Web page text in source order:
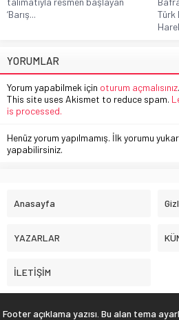
‘Barış...
Türk
YORUMLAR
Yorum yapabilmek için oturum açmalısınız.
This site uses Akismet to reduce spam.
is processed.
Henüz yorum yapılmamış. İlk yorumu
yapabilirsiniz.
Anasayfa
YAZARLAR
İLETİŞİM
Footer açıklama yazısı. Bu alan tema